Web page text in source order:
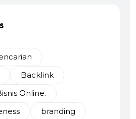
Backlink
Online.
branding